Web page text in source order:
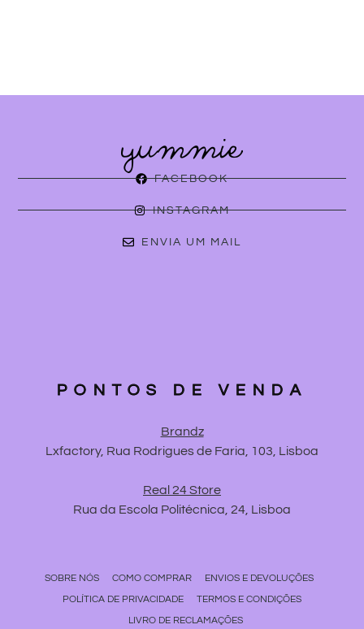
FACEBOOK
INSTAGRAM
ENVIA UM MAIL
PONTOS DE VENDA
Brandz
Lxfactory, Rua Rodrigues de Faria, 103, Lisboa
Real 24 Store
Rua da Escola Politécnica, 24, Lisboa
SOBRE NÓS COMO COMPRAR
ENVIOS E DEVOLUÇÕES
POLÍTICA DE PRIVACIDADE
TERMOS E CONDIÇÕES
LIVRO DE RECLAMAÇÕES